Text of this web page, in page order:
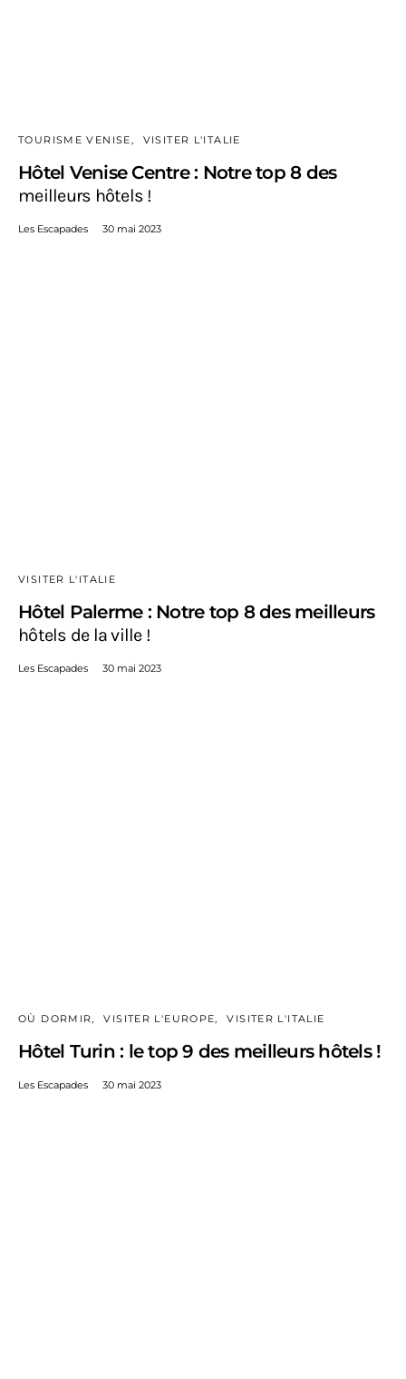
TOURISME VENISE VISITER L'ITALIE
Hôtel Venise Centre : Notre top 8 des
meilleurs hôtels !
Les Escapades 30 mai 2023
VISITER L'ITALIE
Hôtel Palerme : Notre top 8 des meilleurs
hôtels de la ville !
Les Escapades 30 mai 2023
OÙ DORMIR VISITER L'EUROPE VISITER L'ITALIE
Hôtel Turin : le top 9 des meilleurs hôtels !
Les Escapades 30 mai 2023